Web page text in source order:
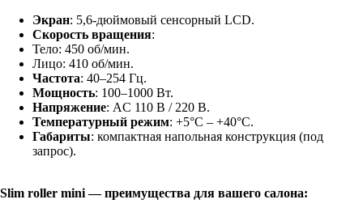
Экран: 5,6-дюймовый сенсорный LCD.
Скорость вращения:
Тело: 450 об/мин.
Лицо: 410 об/мин.
Частота: 40–254 Гц.
Мощность: 100–1000 Вт.
Напряжение: AC 110 В / 220 В.
Температурный режим: +5°C – +40°C.
Габариты: компактная напольная конструкция (под
запрос).
Slim roller mini — преимущества для вашего салона: